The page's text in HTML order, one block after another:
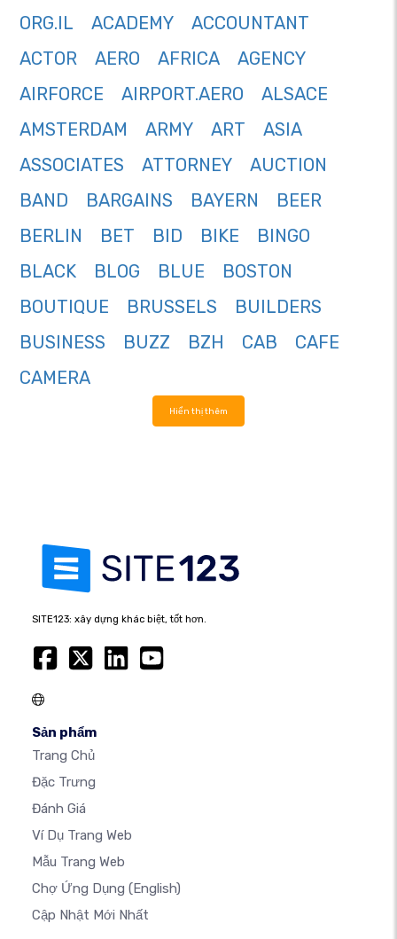
ORG.IL
ACADEMY
ACCOUNTANT
ACTOR
AERO AFRICA
AGENCY
AIRFORCE
AIRPORT.AERO
ALSACE
AMSTERDAM
ARMY ART
ASIA
ASSOCIATES
ATTORNEY
AUCTION
BAND
BARGAINS BAYERN
BEER
BERLIN
BET BID BIKE
BINGO
BLACK
BLOG BLUE
BOSTON
BOUTIQUE
BRUSSELS
BUILDERS
BUSINESS
BUZZ BZH CAB
CAFE
CAMERA
Hiển thị thêm
SITE123: xây dựng khác biệt, tốt hơn.
Sản phẩm
Trang Chủ
Đặc Trưng
Đánh Giá
Ví Dụ Trang Web
Mẫu Trang Web
Chợ Ứng Dụng (English)
Cập Nhật Mới Nhất